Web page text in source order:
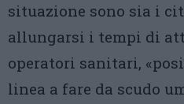
situazione sono sia i
allungarsi i tempi di
operatori sanitari,
linea a fare da scudo